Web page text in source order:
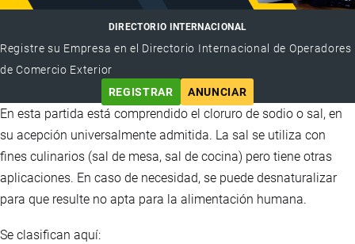
DIRECTORIO INTERNACIONAL
Registre su Empresa en el Directorio Internacional de Operadores
de Comercio Exterior
REGISTRAR
ANUNCIAR
En esta partida está comprendido el cloruro de sodio o sal, en
su acepción universalmente admitida. La sal se utiliza con
fines culinarios (sal de mesa, sal de cocina) pero tiene otras
aplicaciones. En caso de necesidad, se puede desnaturalizar
para que resulte no apta para la alimentación humana.
Se clasifican aquí: